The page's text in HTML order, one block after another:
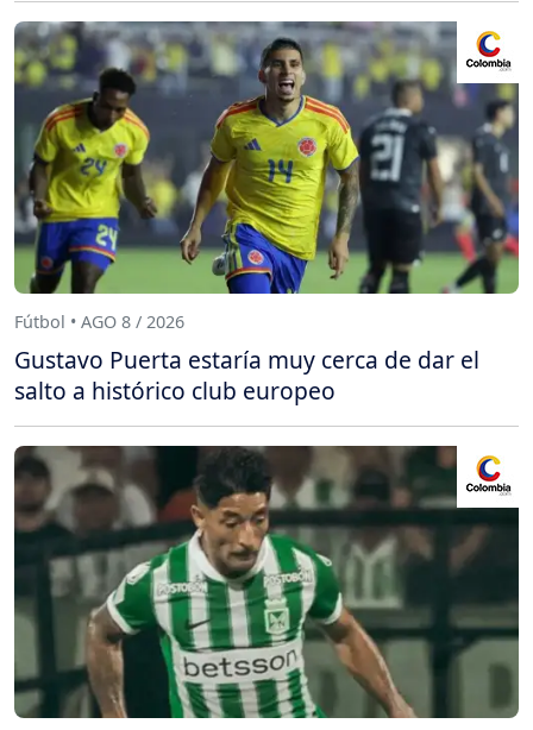
Fútbol • AGO 8 / 2026
Gustavo Puerta estaría muy cerca de dar el
salto a histórico club europeo